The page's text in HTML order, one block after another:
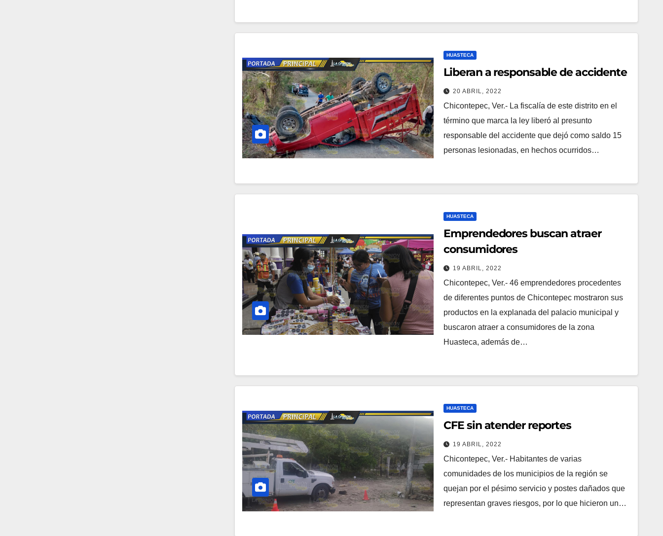
HUASTECA
Liberan a responsable de accidente
20 ABRIL, 2022
Chicontepec, Ver.- La fiscalía de este distrito en el
término que marca la ley liberó al presunto
responsable del accidente que dejó como saldo 15
personas lesionadas, en hechos ocurridos…
HUASTECA
Emprendedores buscan atraer
consumidores
19 ABRIL, 2022
Chicontepec, Ver.- 46 emprendedores procedentes
de diferentes puntos de Chicontepec mostraron sus
productos en la explanada del palacio municipal y
buscaron atraer a consumidores de la zona
Huasteca, además de…
HUASTECA
CFE sin atender reportes
19 ABRIL, 2022
Chicontepec, Ver.- Habitantes de varias
comunidades de los municipios de la región se
quejan por el pésimo servicio y postes dañados que
representan graves riesgos, por lo que hicieron un…